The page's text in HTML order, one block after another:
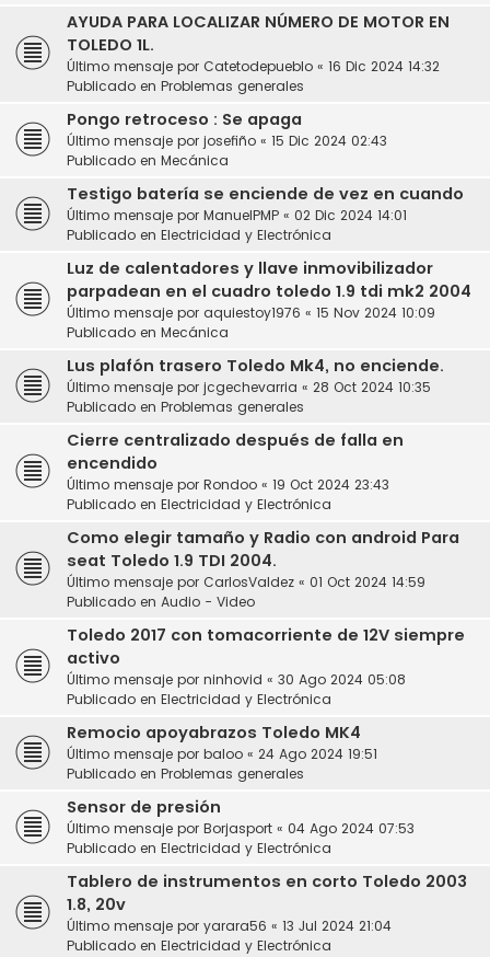
AYUDA PARA LOCALIZAR NÚMERO DE MOTOR EN
TOLEDO 1L.
Último mensaje por Catetodepueblo « 16 Dic 2024 14:32
Publicado en Problemas generales
Pongo retroceso : Se apaga
Último mensaje por josefiño « 15 Dic 2024 02:43
Publicado en Mecánica
Testigo batería se enciende de vez en cuando
Último mensaje por ManuelPMP « 02 Dic 2024 14:01
Publicado en Electricidad y Electrónica
Luz de calentadores y llave inmovibilizador
parpadean en el cuadro toledo 1.9 tdi mk2 2004
Último mensaje por aquiestoy1976 « 15 Nov 2024 10:09
Publicado en Mecánica
Lus plafón trasero Toledo Mk4, no enciende.
Último mensaje por jcgechevarria « 28 Oct 2024 10:35
Publicado en Problemas generales
Cierre centralizado después de falla en
encendido
Último mensaje por Rondoo « 19 Oct 2024 23:43
Publicado en Electricidad y Electrónica
Como elegir tamaño y Radio con android Para
seat Toledo 1.9 TDI 2004.
Último mensaje por CarlosValdez « 01 Oct 2024 14:59
Publicado en Audio - Video
Toledo 2017 con tomacorriente de 12V siempre
activo
Último mensaje por ninhovid « 30 Ago 2024 05:08
Publicado en Electricidad y Electrónica
Remocio apoyabrazos Toledo MK4
Último mensaje por baloo « 24 Ago 2024 19:51
Publicado en Problemas generales
Sensor de presión
Último mensaje por Borjasport « 04 Ago 2024 07:53
Publicado en Electricidad y Electrónica
Tablero de instrumentos en corto Toledo 2003
1.8, 20v
Último mensaje por yarara56 « 13 Jul 2024 21:04
Publicado en Electricidad y Electrónica